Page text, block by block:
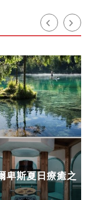
卑斯夏日療癒之